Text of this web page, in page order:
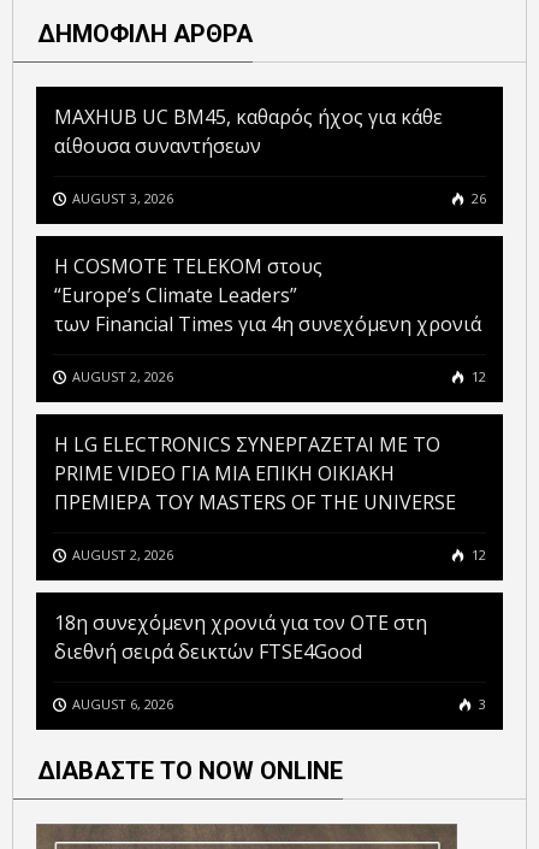
ΔΗΜΟΦΙΛΗ ΑΡΘΡΑ
MAXHUB UC BM45, καθαρός ήχος για κάθε
αίθουσα συναντήσεων
AUGUST 3, 2026 26
Η COSMOTE TELEKOM στους
“Europe’s Climate Leaders”
των Financial Times για 4η συνεχόμενη χρονιά
AUGUST 2, 2026 12
H LG ELECTRONICS ΣΥΝΕΡΓΑΖΕΤΑΙ ΜΕ ΤΟ
PRIME VIDEO ΓΙΑ ΜΙΑ ΕΠΙΚΗ ΟΙΚΙΑΚΗ
ΠΡΕΜΙΕΡΑ ΤΟΥ MASTERS OF THE UNIVERSE
AUGUST 2, 2026 12
18η συνεχόμενη χρονιά για τον ΟΤΕ στη
διεθνή σειρά δεικτών FTSE4Good
AUGUST 6, 2026 3
ΔΙΑΒΑΣΤΕ ΤΟ NOW ONLINE